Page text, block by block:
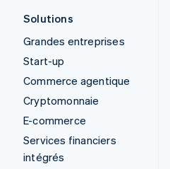
Solutions
Grandes entreprises
Start-up
Commerce agentique
Cryptomonnaie
E-commerce
Services financiers
intégrés